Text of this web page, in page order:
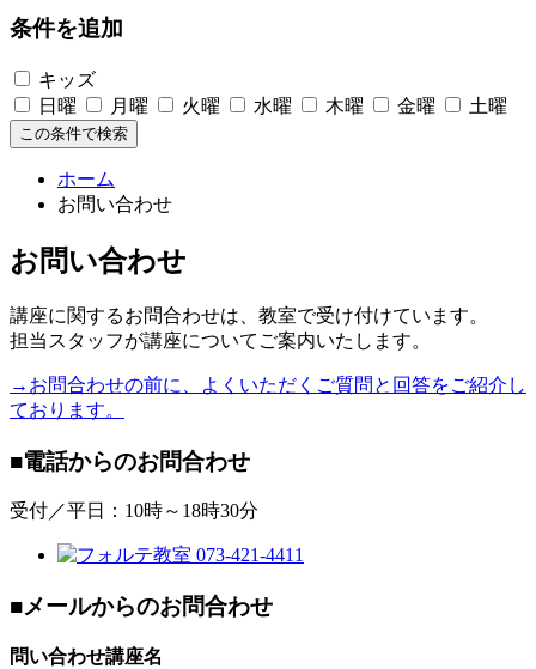
条件を追加
キッズ
日曜
月曜 火曜 水曜 木曜 金曜 土曜
この条件で検索
ホーム
お問い合わせ
お問い合わせ
講座に関するお問合わせは、教室で受け付けています。
担当スタッフが講座についてご案内いたします。
→お問合わせの前に、よくいただくご質問と回答をご紹介し
ております。
■電話からのお問合わせ
受付／平日：10時～18時30分
■メールからのお問合わせ
問い合わせ講座名